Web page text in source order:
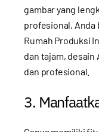
gambar yang
profesional, Anda
Rumah Produksi
dan tajam, desain
dan profesional.
3.